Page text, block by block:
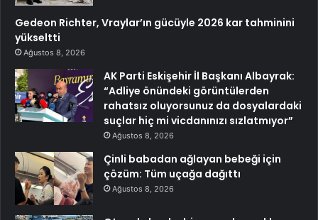
Gedeon Richter, Vraylar’ın gücüyle 2026 kar tahminini
yükseltti
Ağustos 8, 2026
AK Parti Eskişehir İl Başkanı Albayrak:
“Adliye önündeki görüntülerden
rahatsız oluyorsunuz da dosyalardaki
suçlar hiç mi vicdanınızı sızlatmıyor”
Ağustos 8, 2026
Çinli babadan ağlayan bebeği için
çözüm: Tüm uçağa dağıttı
Ağustos 8, 2026